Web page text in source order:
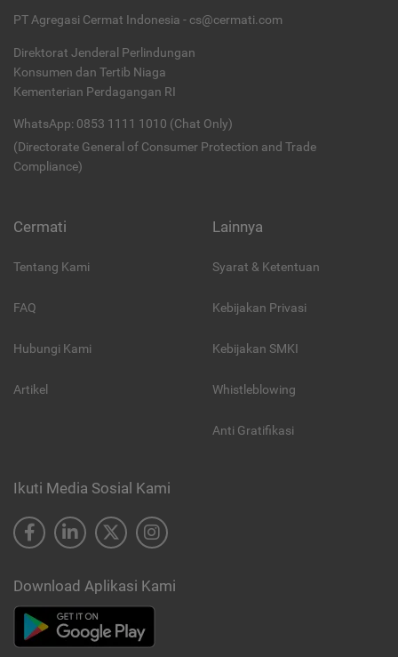
PT Agregasi Cermat Indonesia - cs@cermati.com
Direktorat Jenderal Perlindungan
Konsumen dan Tertib Niaga
Kementerian Perdagangan RI
WhatsApp: 0853 1111 1010 (Chat Only)
(Directorate General of Consumer Protection and Trade
Compliance)
Cermati
Tentang Kami
FAQ
Hubungi Kami
Artikel
Lainnya
Syarat & Ketentuan
Kebijakan Privasi
Kebijakan SMKI
Whistleblowing
Anti Gratifikasi
Ikuti Media Sosial Kami
Download Aplikasi Kami